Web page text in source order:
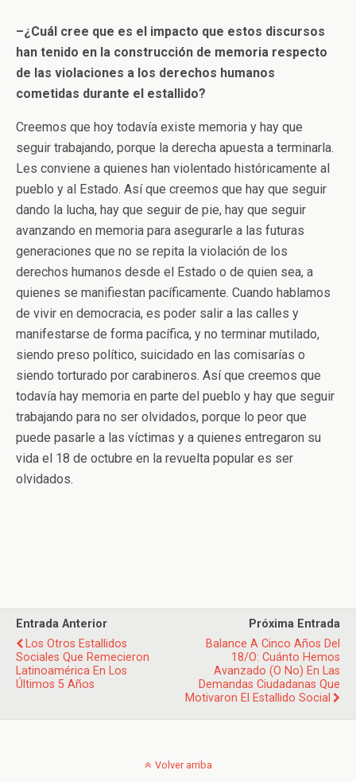
–¿Cuál cree que es el impacto que estos discursos
han tenido en la construcción de memoria respecto
de las violaciones a los derechos humanos
cometidas durante el estallido?
Creemos que hoy todavía existe memoria y hay que
seguir trabajando, porque la derecha apuesta a terminarla.
Les conviene a quienes han violentado históricamente al
pueblo y al Estado. Así que creemos que hay que seguir
dando la lucha, hay que seguir de pie, hay que seguir
avanzando en memoria para asegurarle a las futuras
generaciones que no se repita la violación de los
derechos humanos desde el Estado o de quien sea, a
quienes se manifiestan pacíficamente. Cuando hablamos
de vivir en democracia, es poder salir a las calles y
manifestarse de forma pacífica, y no terminar mutilado,
siendo preso político, suicidado en las comisarías o
siendo torturado por carabineros. Así que creemos que
todavía hay memoria en parte del pueblo y hay que seguir
trabajando para no ser olvidados, porque lo peor que
puede pasarle a las víctimas y a quienes entregaron su
vida el 18 de octubre en la revuelta popular es ser
olvidados.
Entrada Anterior
Los Otros Estallidos
Sociales Que Remecieron
Latinoamérica En Los
Últimos 5 Años
Próxima Entrada
Balance A Cinco Años Del
18/O: Cuánto Hemos
Avanzado (o No) En Las
Demandas Ciudadanas Que
Motivaron El Estallido Social
Volver arriba